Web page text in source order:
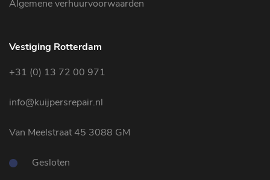
Algemene verhuurvoorwaarden
Vestiging Rotterdam
+31 (0) 13 72 00 971
info@kuijpersrepair.nl
Van Meelstraat 45 3088 GM
Gesloten